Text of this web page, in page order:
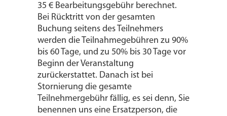
35 € Bearbeitungsgebühr berechnet.
Bei Rücktritt von der gesamten
Buchung seitens des Teilnehmers
werden die Teilnahmegebühren zu 90%
bis 60 Tage, und zu 50% bis 30 Tage vor
Beginn der Veranstaltung
zurückerstattet. Danach ist bei
Stornierung die gesamte
Teilnehmergebühr fällig, es sei denn, Sie
benennen uns eine Ersatzperson, die